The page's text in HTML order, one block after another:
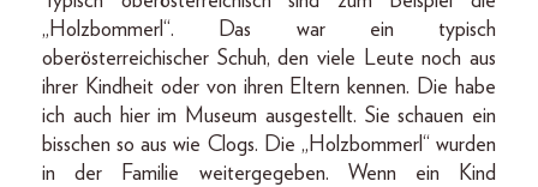
„Holzbommerl“. Das war ein typisch
oberösterreichischer Schuh, den viele Leute noch aus
ihrer Kindheit oder von ihren Eltern kennen. Die habe
ich auch hier im Museum ausgestellt. Sie schauen ein
bisschen so aus wie Clogs. Die „Holzbommerl“ wurden
in der Familie weitergegeben. Wenn ein Kind